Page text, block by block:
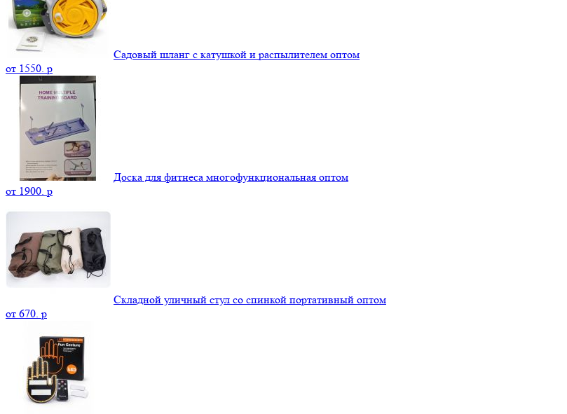
Садовый шланг с катушкой и распылителем оптом
от 1550. p
Доска для фитнеса многофункциональная оптом
от 1900. p
Складной уличный стул со спинкой портативный оптом
от 670. p